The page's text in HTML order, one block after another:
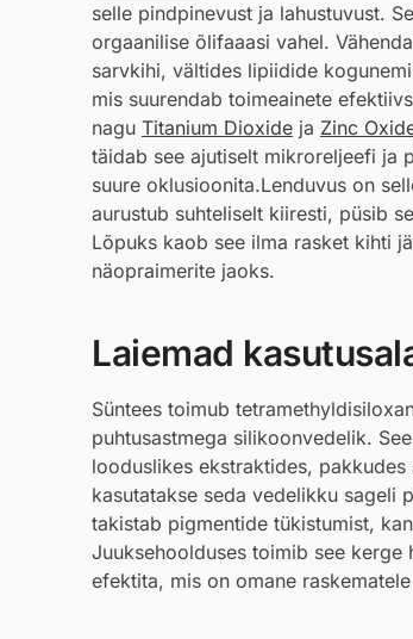
selle pindpinevust ja lahustuvust.
orgaanilise õlifaaasi vahel.
sarvkihi, vältides lipiidide
mis suurendab toimeainete
nagu Titanium Dioxide ja Zinc
täidab see ajutiselt mikroreljeefi ja
suure oklusioonita.Lenduvus on
aurustub suhteliselt kiiresti, püsib
Lõpuks kaob see ilma rasket kihti
näopraimerite jaoks.
Laiemad
Süntees toimub
puhtusastmega silikoonvedelik.
looduslikes ekstraktides,
kasutatakse seda vedelikku sageli
takistab pigmentide tükistumist,
Juuksehoolduses toimib see
efektita, mis on omane